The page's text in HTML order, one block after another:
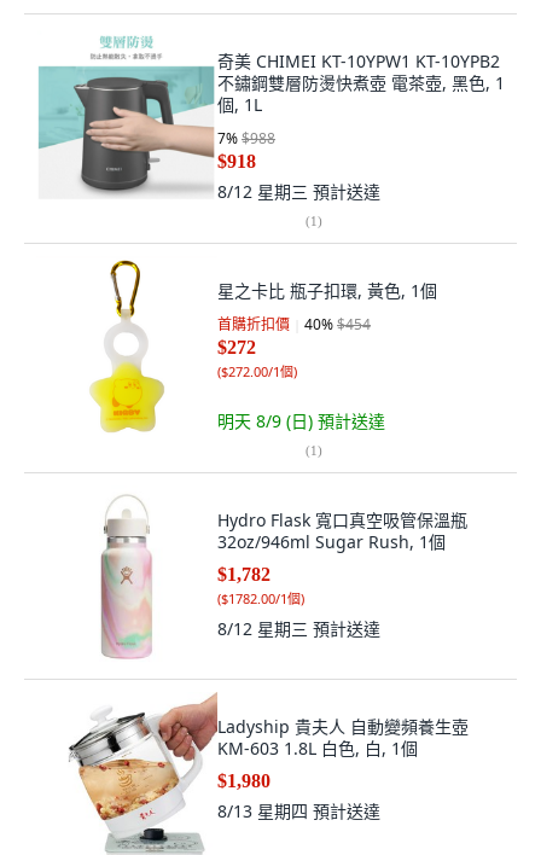
奇美 CHIMEI KT-10YPW1 KT-10YPB2
不鏽鋼雙層防燙快煮壺 電茶壺, 黑色, 1
個, 1L
7%$988
$918
8/12 星期三 預計送達
(1)
星之卡比 瓶子扣環, 黃色, 1個
首購折扣價 40%$454
$272
($272.00/1個)
明天 8/9 (日) 預計送達
(1)
Hydro Flask 寬口真空吸管保溫瓶
32oz/946ml Sugar Rush, 1個
$1,782
($1782.00/1個)
8/12 星期三 預計送達
Ladyship 貴夫人 自動變頻養生壺
KM-603 1.8L 白色, 白, 1個
$1,980
8/13 星期四 預計送達